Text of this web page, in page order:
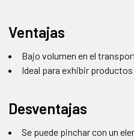
Ventajas
Bajo volumen en el
Ideal para exhibir productos
Desventajas
Se puede pinchar con un